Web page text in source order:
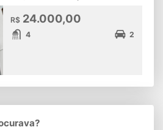
R$ 24.000,00
4 2